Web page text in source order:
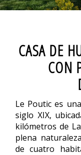
CASA DE
CON
Le Poutic es
siglo XIX,
kilómetros de
plena
de cuatro
- - -